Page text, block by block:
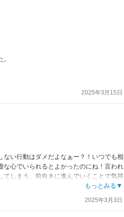
2025年3月15日
い行動はダメだよなぁー？！いつでも相
心でいられるとよかったのにね！言われ
しまう。前向きに進んでいくことで気持
もっとみる▼
2025年3月3日